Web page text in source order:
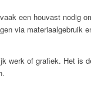
een houvast nodig
via materiaalgebruik
werk of grafiek. Het is